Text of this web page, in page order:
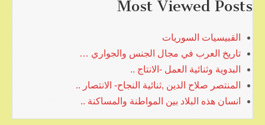
Most Viewed Posts
القبيسيات السوريات
تاريخ العرب في مجال الجنس والجواري …
البدوية وثنائية العمل -الانتاج ..
المنتصر صلاح الدين ,ثنائية النجاح- الانتصار ..
انسان هذه البلاد بين المواطنة والمساكنة ..